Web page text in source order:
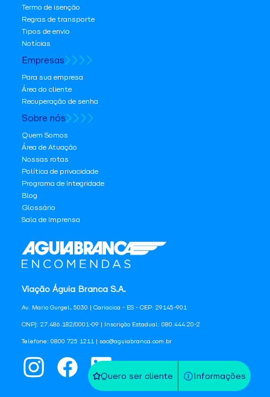
Quero ser cliente Informações
Viação Águia Branca S.A.
Av. Mario Gurgel, 5030 | Cariacica - ES - CEP: 29145-901
CNPJ: 27.486.182/0001-09 | Inscrição Estadual: 080.444.20-2
Telefone: 0800 725 1211 | sac@aguiabranca.com.br
Termo de isenção
Regras de transporte
Tipos de envio
Notícias
Empresas
Para sua empresa
Área do cliente
Recuperação de senha
Sobre nós
Quem Somos
Área de Atuação
Nossas rotas
Política de privacidade
Programa de Integridade
Blog
Glossário
Sala de Imprensa